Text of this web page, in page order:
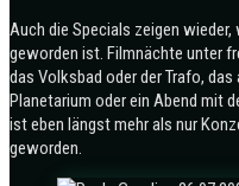
Auch die Specials zeigen
geworden ist. Filmnächte unter
das Volksbad oder der Trafo,
Planetarium oder ein Abend mit
ist eben längst mehr als nur
geworden.